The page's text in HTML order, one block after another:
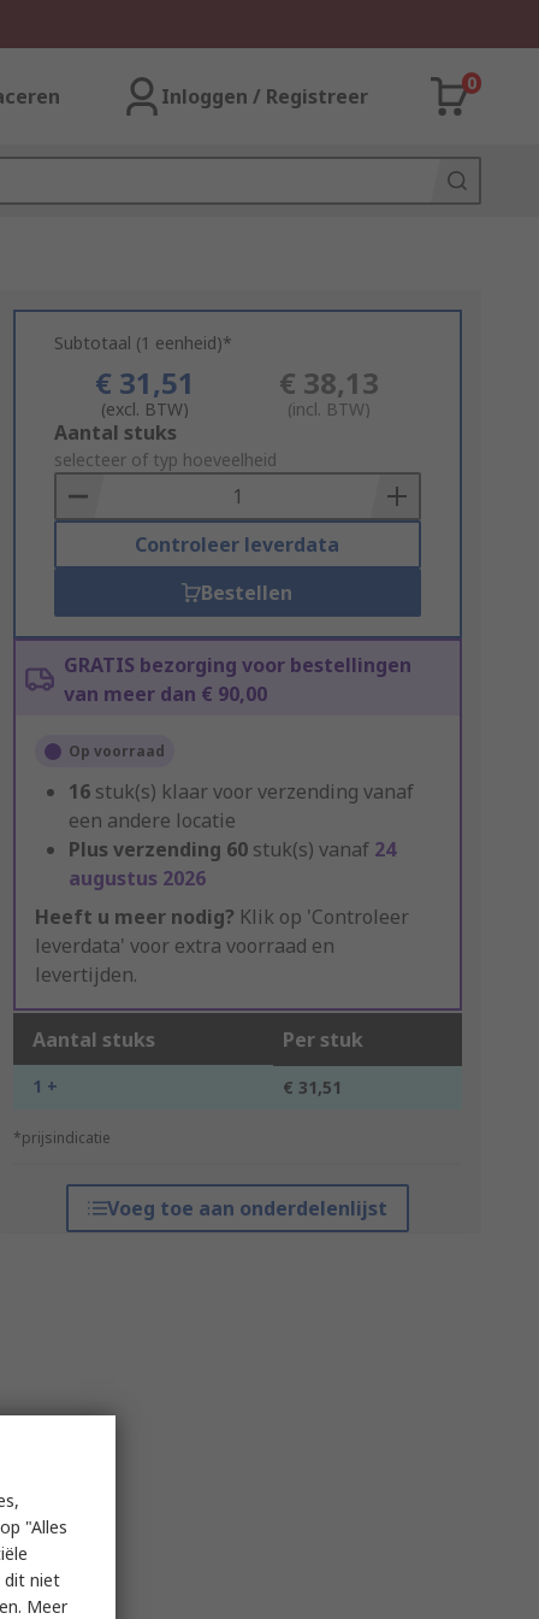
Inloggen / Registreer
0
Subtotaal (1 eenheid)*
€ 31,51
(excl. BTW)
€ 38,13
(incl. BTW)
Add
to
Basket
Aantal stuks
selecteer of typ hoeveelheid
Controleer leverdata
Bestellen
GRATIS bezorging voor bestellingen
van meer dan € 90,00
Op voorraad
16 stuk(s) klaar voor verzending vanaf
een andere locatie
Plus verzending 60 stuk(s) vanaf 24
augustus 2026
Heeft u meer nodig? Klik op 'Controleer
leverdata' voor extra voorraad en
levertijden.
Aantal stuks Per stuk
1 + € 31,51
*prijsindicatie
Voeg toe aan onderdelenlijst
"Alles
dit niet
Meer